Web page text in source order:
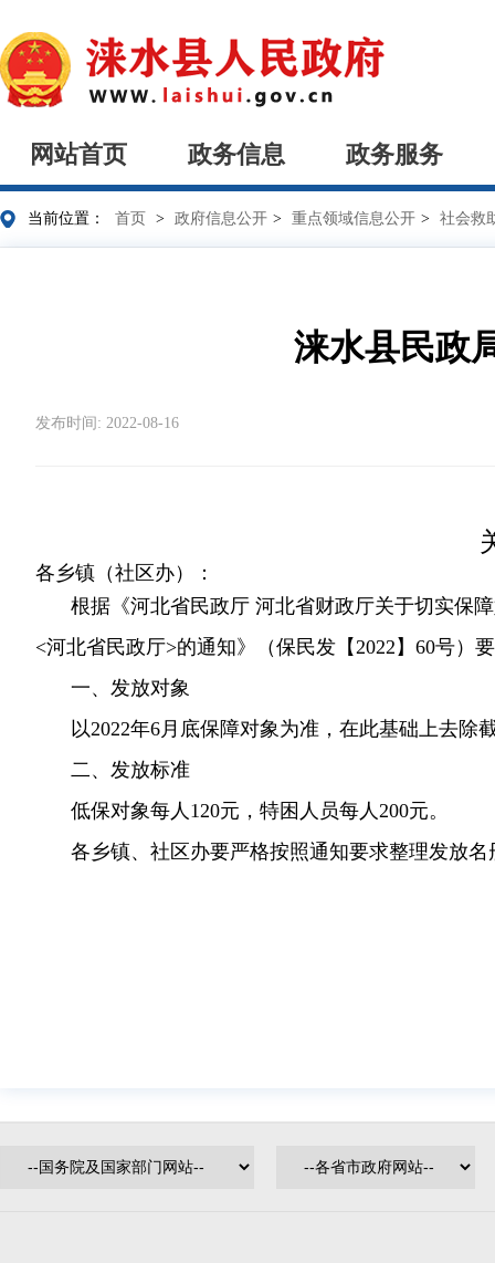
网站首页 政务信息 政务服务
当前位置： 首页 > 政府信息公开 > 重点领域信息公开 > 社会救
涞水县民政
发布时间: 2022-08-16
各乡镇（社区办）：
根据《河北省民政厅 河北省财政厅关于切实保
<河北省民政厅>的通知》（保民发【2022】60号）
一、发放对象
以2022年6月底保障对象为准，在此基础上去除
二、发放标准
低保对象每人120元，特困人员每人200元。
各乡镇、社区办要严格按照通知要求整理发放